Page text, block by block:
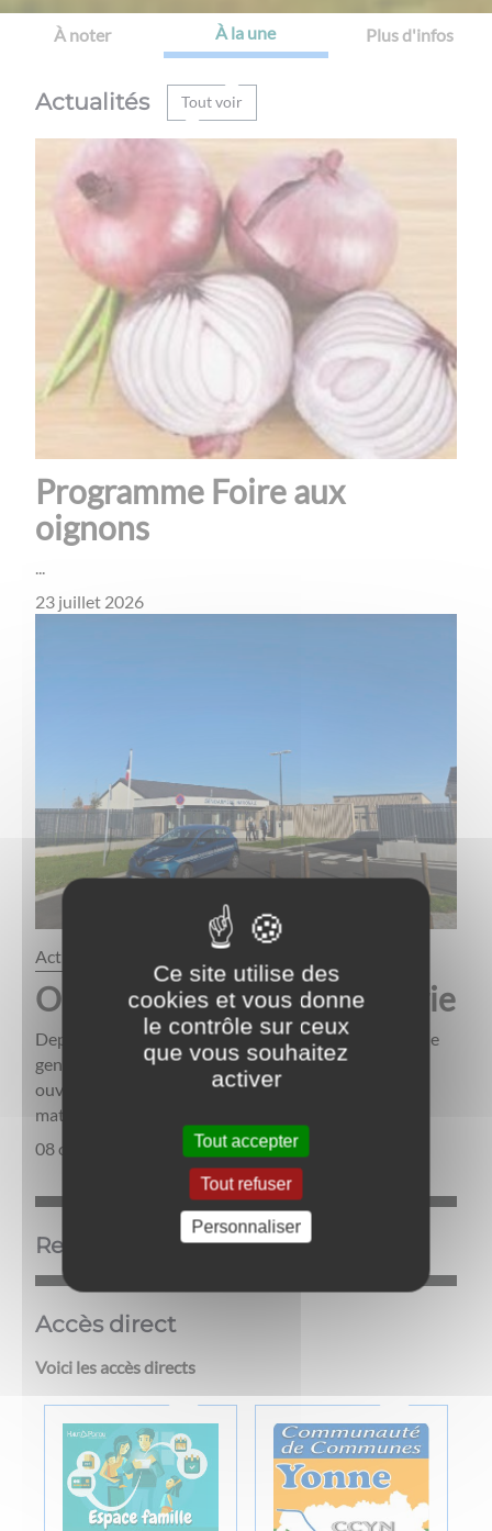
À noter À la une Plus d'infos
Actualités Tout voir
Programme Foire aux
oignons
23 juillet 2026
actualités
Ouverture de la gendarmerie
Depuis, le lundi 6 octobre 2025, la nouvelle brigade de
gendarmerie de Villeneuve-la-Guyard est
ouverte.L’accueil au public est effectif les mercredis
matin, entre 8 et 12 heures ainsi que les vendredis ...
08 octobre 2025
Rendez-vous Passeport et CNI
Accès direct
Voici les accès directs
Ce site utilise des
cookies et vous donne
le contrôle sur ceux
que vous souhaitez
activer
Tout accepter
Tout refuser
Personnaliser